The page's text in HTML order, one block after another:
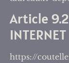
Article
INTERNET
https://